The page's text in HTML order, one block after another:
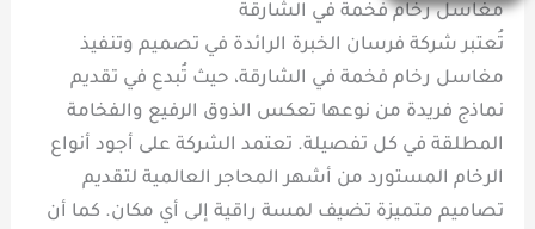
مغاسل رخام فخمة في الشارقة
تُعتبر شركة فرسان الخبرة الرائدة في تصميم وتنفيذ
مغاسل رخام فخمة في الشارقة، حيث تُبدع في تقديم
نماذج فريدة من نوعها تعكس الذوق الرفيع والفخامة
المطلقة في كل تفصيلة. تعتمد الشركة على أجود أنواع
الرخام المستورد من أشهر المحاجر العالمية لتقديم
تصاميم متميزة تضيف لمسة راقية إلى أي مكان. كما أن